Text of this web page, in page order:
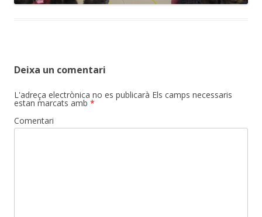
Deixa un comentari
L'adreça electrònica no es publicarà Els camps necessaris
estan marcats amb *
Comentari